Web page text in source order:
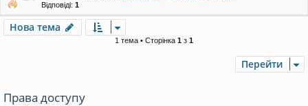
Відповіді: 1
Нова тема
1 тема • Сторінка 1 з 1
Перейти
Права доступу